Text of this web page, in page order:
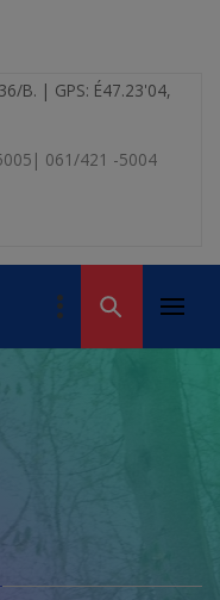
B. | GPS: É47.23'04,
061/421 -5004
Menu